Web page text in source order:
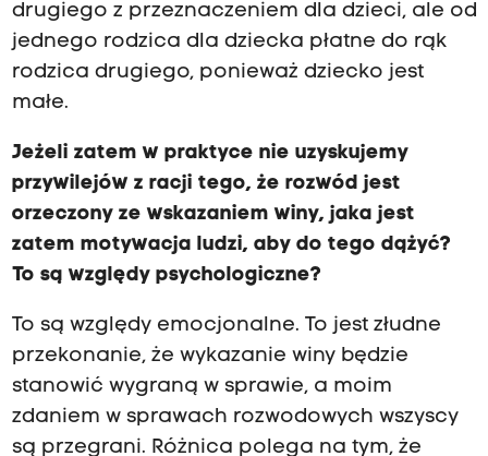
drugiego z przeznaczeniem dla dzieci, ale od
jednego rodzica dla dziecka płatne do rąk
rodzica drugiego, ponieważ dziecko jest
małe.
Jeżeli zatem w praktyce nie uzyskujemy
przywilejów z racji tego, że rozwód jest
orzeczony ze wskazaniem winy, jaka jest
zatem motywacja ludzi, aby do tego dążyć?
To są względy psychologiczne?
To są względy emocjonalne. To jest złudne
przekonanie, że wykazanie winy będzie
stanowić wygraną w sprawie, a moim
zdaniem w sprawach rozwodowych wszyscy
są przegrani. Różnica polega na tym, że